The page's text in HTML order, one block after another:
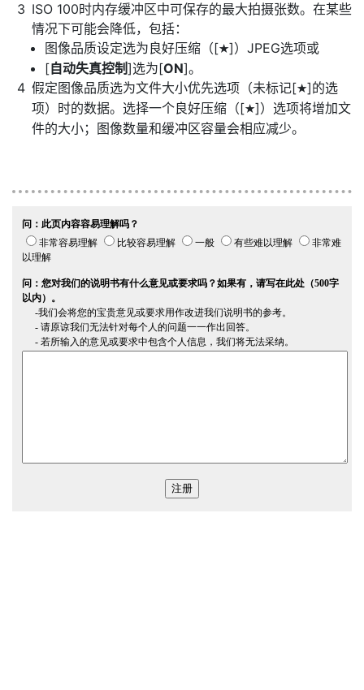
ISO 100时内存缓冲区中可保存的最大拍摄张数。在某些
情况下可能会降低，包括：
图像品质设定选为良好压缩（[m]）JPEG选项或
[自动失真控制]选为[ON]。
假定图像品质选为文件大小优先选项（未标记[m]的选
项）时的数据。选择一个良好压缩（[m]）选项将增加文
件的大小；图像数量和缓冲区容量会相应减少。